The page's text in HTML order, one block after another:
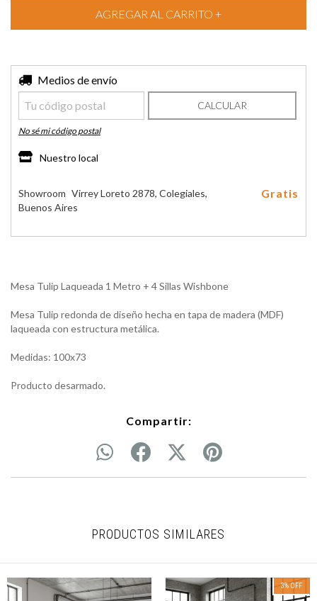
Entregas para el CP:
Medios de envío
CALCULAR
No sé mi código postal
Nuestro local
Showroom Virrey Loreto 2878, Colegiales,
Buenos Aires
Gratis
Mesa Tulip Laqueada 1 Metro + 4 Sillas Wishbone
Mesa Tulip redonda de diseño hecha en tapa de madera (MDF)
laqueada con estructura metálica.
Medidas: 100x73
Producto desarmado.
Compartir:
PRODUCTOS SIMILARES
3% OFF